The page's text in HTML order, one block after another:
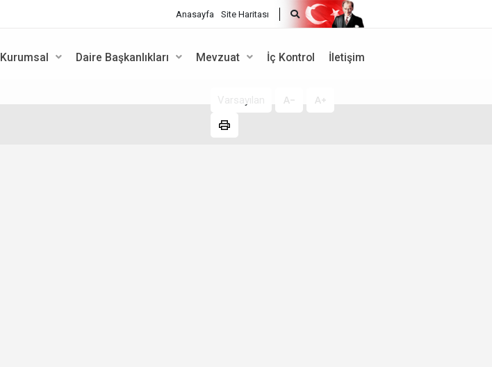
Anasayfa Site Haritası
Kurumsal Daire Başkanlıkları Mevzuat İç Kontrol İletişim
Varsayılan